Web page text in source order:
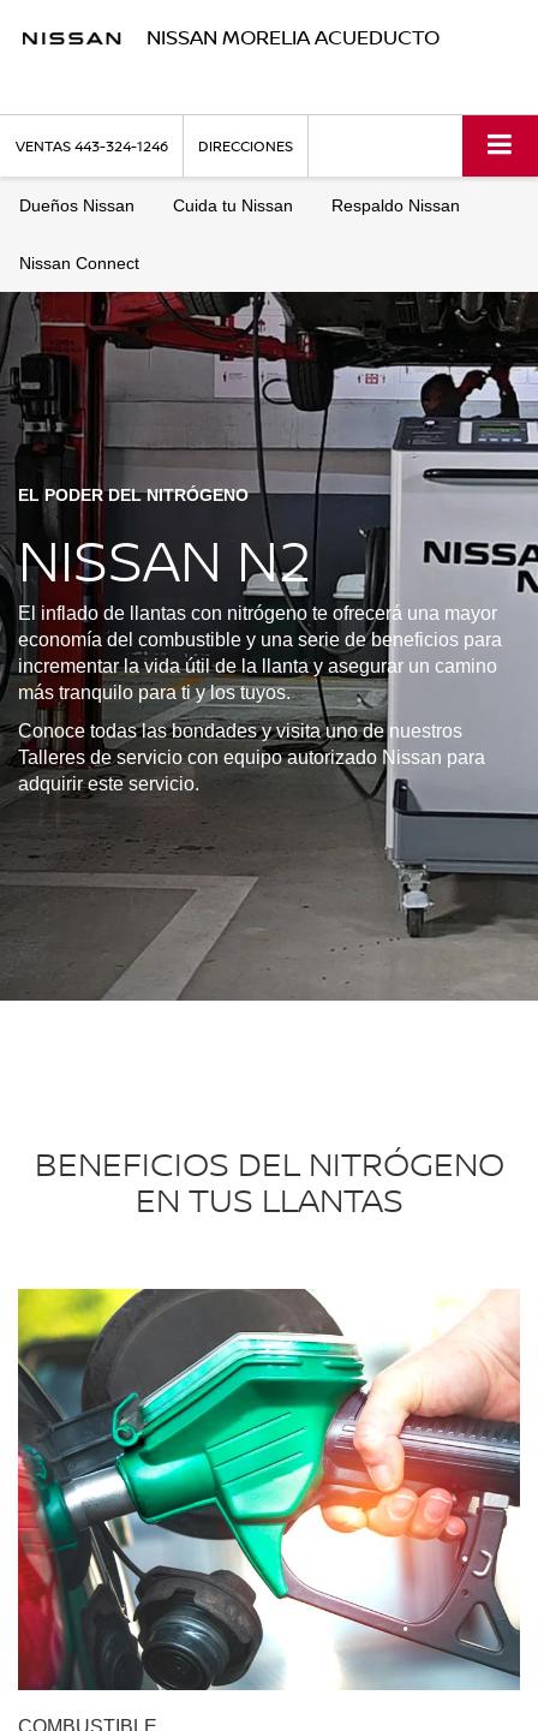
NISSAN MORELIA ACUEDUCTO
VENTAS443-324-1246 DIRECCIONES
Dueños Nissan Cuida tu Nissan Respaldo Nissan
Nissan Connect
EL PODER DEL NITRÓGENO
NISSAN N2
El inflado de llantas con nitrógeno te ofrecerá una mayor
economía del combustible y una serie de beneficios para
incrementar la vida útil de la llanta y asegurar un camino
más tranquilo para ti y los tuyos.
Conoce todas las bondades y visita uno de nuestros
Talleres de servicio con equipo autorizado Nissan para
adquirir este servicio.
BENEFICIOS DEL NITRÓGENO
EN TUS LLANTAS
COMBUSTIBLE